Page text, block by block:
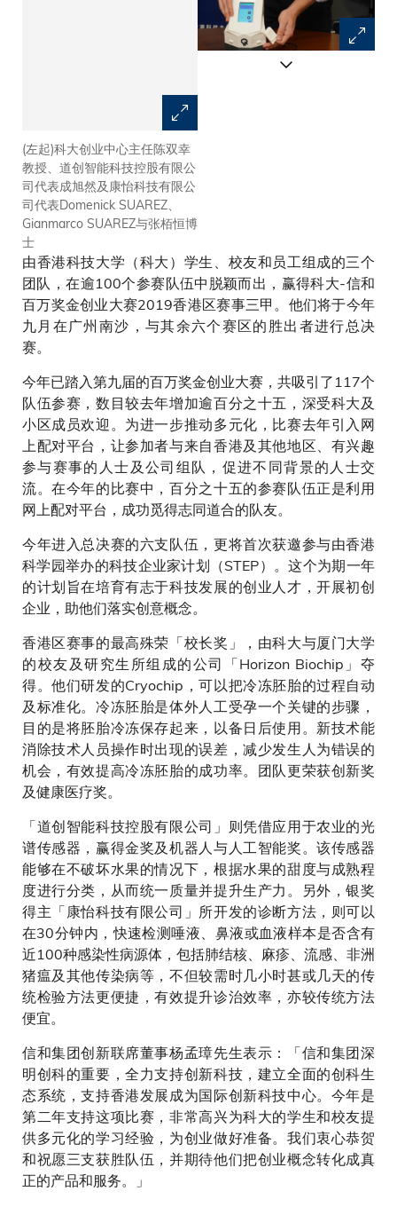
(左起)科大创业中心主任陈双幸
教授、道创智能科技控股有限公
司代表成旭然及康怡科技有限公
司代表Domenick SUAREZ、
Gianmarco SUAREZ与张栢恒博
士
由香港科技大学（科大）学生、校友和员工组成的三个
团队，在逾100个参赛队伍中脱颖而出，赢得科大-信和
百万奖金创业大赛2019香港区赛事三甲。他们将于今年
九月在广州南沙，与其余六个赛区的胜出者进行总决
赛。
今年已踏入第九届的百万奖金创业大赛，共吸引了117个
队伍参赛，数目较去年增加逾百分之十五，深受科大及
小区成员欢迎。为进一步推动多元化，比赛去年引入网
上配对平台，让参加者与来自香港及其他地区、有兴趣
参与赛事的人士及公司组队，促进不同背景的人士交
流。在今年的比赛中，百分之十五的参赛队伍正是利用
网上配对平台，成功觅得志同道合的队友。
今年进入总决赛的六支队伍，更将首次获邀参与由香港
科学园举办的科技企业家计划（STEP）。这个为期一年
的计划旨在培育有志于科技发展的创业人才，开展初创
企业，助他们落实创意概念。
香港区赛事的最高殊荣「校长奖」，由科大与厦门大学
的校友及研究生所组成的公司「Horizon Biochip」夺
得。他们研发的Cryochip，可以把冷冻胚胎的过程自动
及标准化。冷冻胚胎是体外人工受孕一个关键的步骤，
目的是将胚胎冷冻保存起来，以备日后使用。新技术能
消除技术人员操作时出现的误差，减少发生人为错误的
机会，有效提高冷冻胚胎的成功率。团队更荣获创新奖
及健康医疗奖。
「道创智能科技控股有限公司」则凭借应用于农业的光
谱传感器，赢得金奖及机器人与人工智能奖。该传感器
能够在不破坏水果的情况下，根据水果的甜度与成熟程
度进行分类，从而统一质量并提升生产力。另外，银奖
得主「康怡科技有限公司」所开发的诊断方法，则可以
在30分钟内，快速检测唾液、鼻液或血液样本是否含有
近100种感染性病源体，包括肺结核、麻疹、流感、非洲
猪瘟及其他传染病等，不但较需时几小时甚或几天的传
统检验方法更便捷，有效提升诊治效率，亦较传统方法
便宜。
信和集团创新联席董事杨孟璋先生表示：「信和集团深
明创科的重要，全力支持创新科技，建立全面的创科生
态系统，支持香港发展成为国际创新科技中心。今年是
第二年支持这项比赛，非常高兴为科大的学生和校友提
供多元化的学习经验，为创业做好准备。我们衷心恭贺
和祝愿三支获胜队伍，并期待他们把创业概念转化成真
正的产品和服务。」